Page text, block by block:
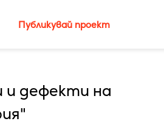
Публикувай проект
и дефекти на